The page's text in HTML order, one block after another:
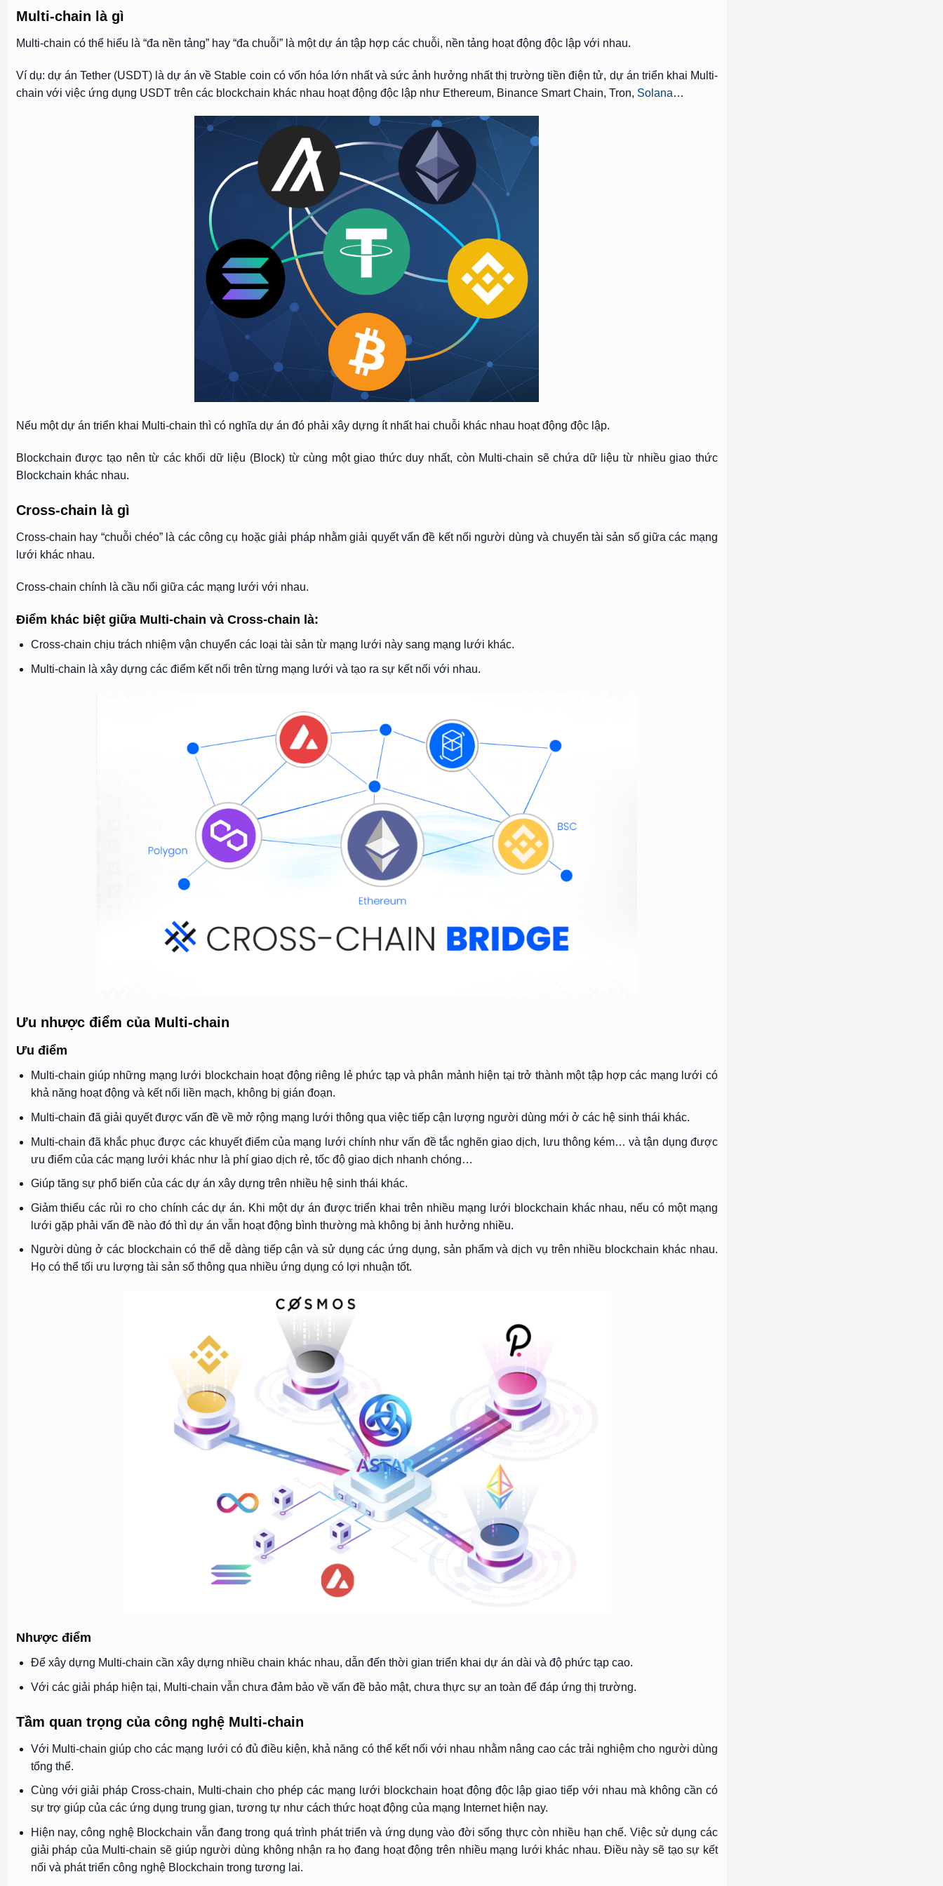
Multi-chain là gì
Multi-chain có thể hiểu là “đa nền tảng” hay “đa chuỗi” là một dự án tập hợp các chuỗi, nền tảng hoạt động độc lập với nhau.
Ví dụ: dự án Tether (USDT) là dự án về Stable coin có vốn hóa lớn nhất và sức ảnh hưởng nhất thị trường tiền điện tử, dự án triển khai Multi-
chain với việc ứng dụng USDT trên các blockchain khác nhau hoạt động độc lập như Ethereum, Binance Smart Chain, Tron, Solana…
Nếu một dự án triển khai Multi-chain thì có nghĩa dự án đó phải xây dựng ít nhất hai chuỗi khác nhau hoạt động độc lập.
Blockchain được tạo nên từ các khối dữ liệu (Block) từ cùng một giao thức duy nhất, còn Multi-chain sẽ chứa dữ liệu từ nhiều giao thức
Blockchain khác nhau.
Cross-chain là gì
Cross-chain hay “chuỗi chéo” là các công cụ hoặc giải pháp nhằm giải quyết vấn đề kết nối người dùng và chuyển tài sản số giữa các mạng
lưới khác nhau.
Cross-chain chính là cầu nối giữa các mạng lưới với nhau.
Điểm khác biệt giữa Multi-chain và Cross-chain là:
Cross-chain chịu trách nhiệm vận chuyển các loại tài sản từ mạng lưới này sang mạng lưới khác.
Multi-chain là xây dựng các điểm kết nối trên từng mạng lưới và tạo ra sự kết nối với nhau.
Ưu nhược điểm của Multi-chain
Ưu điểm
Multi-chain giúp những mạng lưới blockchain hoạt động riêng lẻ phức tạp và phân mảnh hiện tại trở thành một tập hợp các mạng lưới có
khả năng hoạt động và kết nối liền mạch, không bị gián đoạn.
Multi-chain đã giải quyết được vấn đề về mở rộng mạng lưới thông qua việc tiếp cận lượng người dùng mới ở các hệ sinh thái khác.
Multi-chain đã khắc phục được các khuyết điểm của mạng lưới chính như vấn đề tắc nghẽn giao dịch, lưu thông kém… và tận dụng được
ưu điểm của các mạng lưới khác như là phí giao dịch rẻ, tốc độ giao dịch nhanh chóng…
Giúp tăng sự phổ biến của các dự án xây dựng trên nhiều hệ sinh thái khác.
Giảm thiểu các rủi ro cho chính các dự án. Khi một dự án được triển khai trên nhiều mạng lưới blockchain khác nhau, nếu có một mạng
lưới gặp phải vấn đề nào đó thì dự án vẫn hoạt động bình thường mà không bị ảnh hưởng nhiều.
Người dùng ở các blockchain có thể dễ dàng tiếp cận và sử dụng các ứng dụng, sản phẩm và dịch vụ trên nhiều blockchain khác nhau.
Họ có thể tối ưu lượng tài sản số thông qua nhiều ứng dụng có lợi nhuận tốt.
Nhược điểm
Để xây dựng Multi-chain cần xây dựng nhiều chain khác nhau, dẫn đến thời gian triển khai dự án dài và độ phức tạp cao.
Với các giải pháp hiện tại, Multi-chain vẫn chưa đảm bảo về vấn đề bảo mật, chưa thực sự an toàn để đáp ứng thị trường.
Tầm quan trọng của công nghệMulti-chain
Với Multi-chain giúp cho các mạng lưới có đủ điều kiện, khả năng có thể kết nối với nhau nhằm nâng cao các trải nghiệm cho người dùng
tổng thể.
Cùng với giải pháp Cross-chain, Multi-chain cho phép các mạng lưới blockchain hoạt động độc lập giao tiếp với nhau mà không cần có
sự trợ giúp của các ứng dụng trung gian, tương tự như cách thức hoạt động của mạng Internet hiện nay.
Hiện nay, công nghệ Blockchain vẫn đang trong quá trình phát triển và ứng dụng vào đời sống thực còn nhiều hạn chế. Việc sử dụng các
giải pháp của Multi-chain sẽ giúp người dùng không nhận ra họ đang hoạt động trên nhiều mạng lưới khác nhau. Điều này sẽ tạo sự kết
nối và phát triển công nghệ Blockchain trong tương lai.